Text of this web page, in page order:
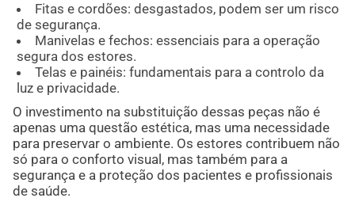
Fitas e cordões: desgastados, podem ser um risco
de segurança.
Manivelas e fechos: essenciais para a operação
segura dos estores.
Telas e painéis: fundamentais para a controlo da
luz e privacidade.
O investimento na substituição dessas peças não é
apenas uma questão estética, mas uma necessidade
para preservar o ambiente. Os estores contribuem não
só para o conforto visual, mas também para a
segurança e a proteção dos pacientes e profissionais
de saúde.